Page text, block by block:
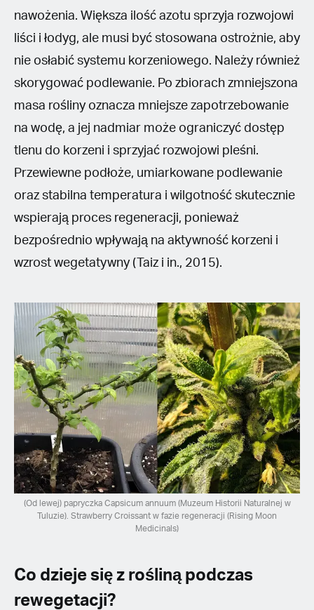
nawożenia. Większa ilość azotu sprzyja rozwojowi
liści i łodyg, ale musi być stosowana ostrożnie, aby
nie osłabić systemu korzeniowego. Należy również
skorygować podlewanie. Po zbiorach zmniejszona
masa rośliny oznacza mniejsze zapotrzebowanie
na wodę, a jej nadmiar może ograniczyć dostęp
tlenu do korzeni i sprzyjać rozwojowi pleśni.
Przewiewne podłoże, umiarkowane podlewanie
oraz stabilna temperatura i wilgotność skutecznie
wspierają proces regeneracji, ponieważ
bezpośrednio wpływają na aktywność korzeni i
wzrost wegetatywny (Taiz i in., 2015).
(Od lewej) papryczka Capsicum annuum (Muzeum Historii Naturalnej w
Tuluzie). Strawberry Croissant w fazie regeneracji (Rising Moon
Medicinals)
Co dzieje się z rośliną podczas
rewegetacji?